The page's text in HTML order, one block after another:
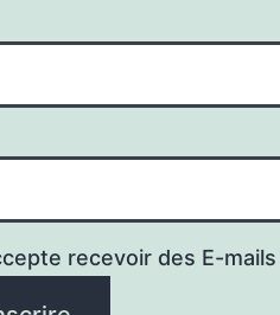
recevoir des E-mails